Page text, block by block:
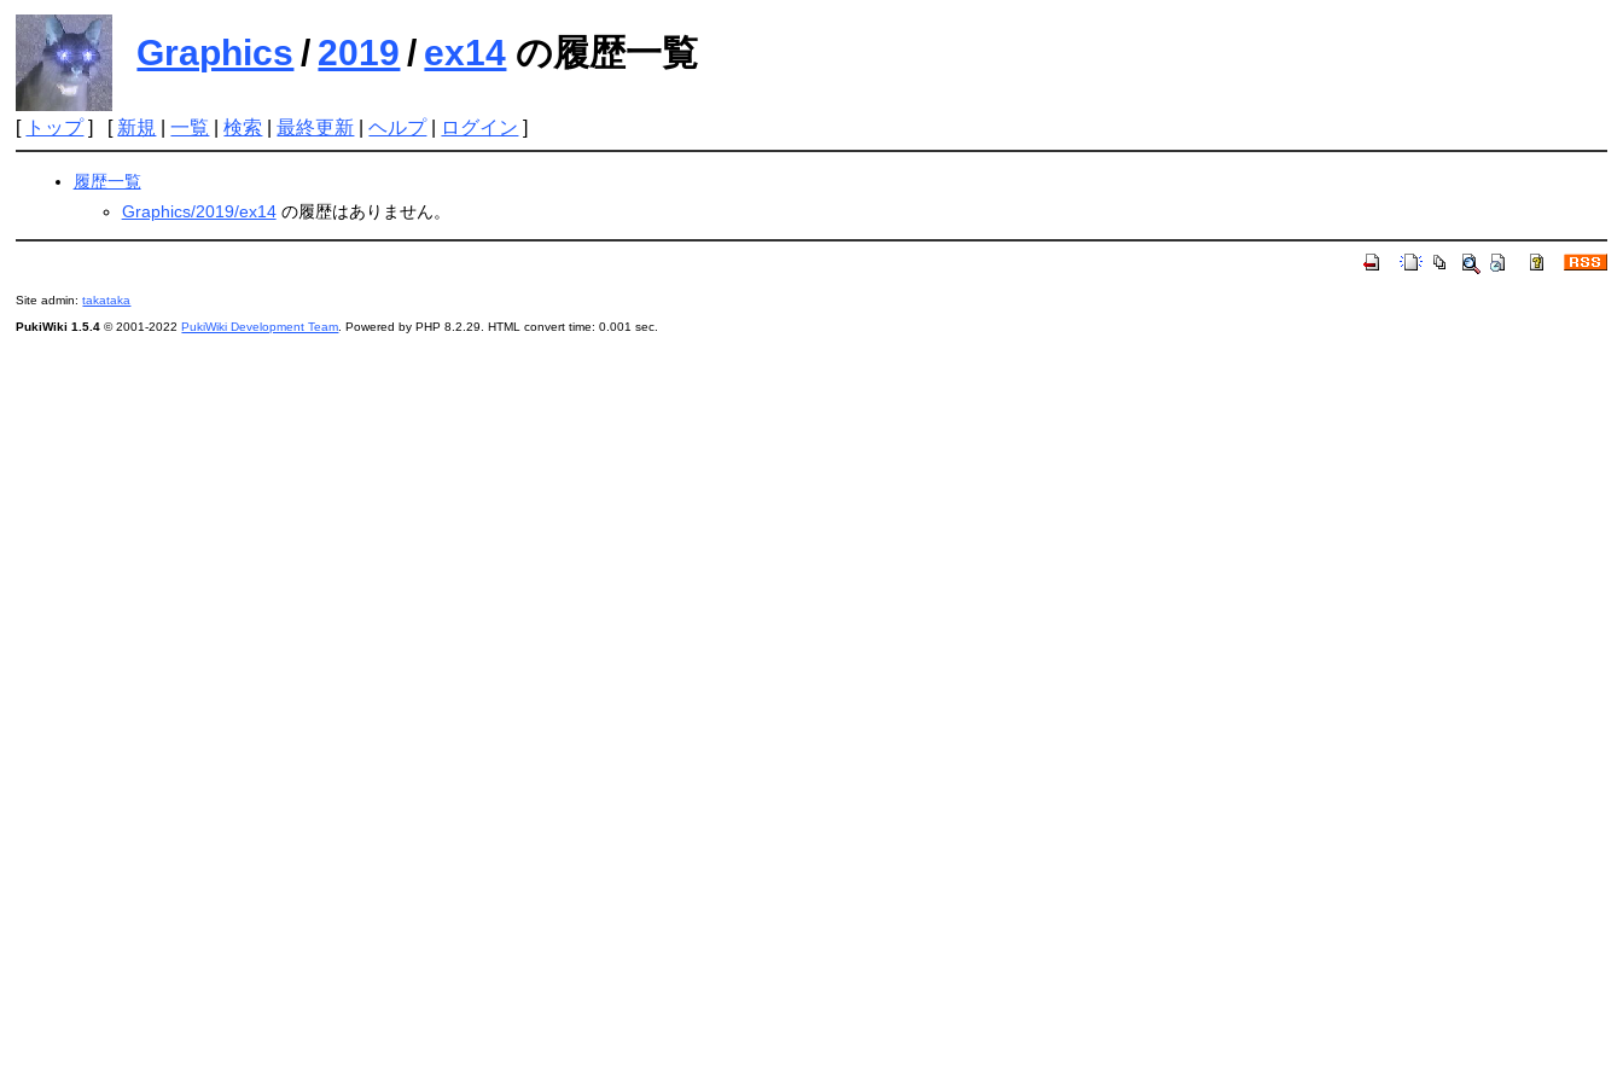
Graphics / 2019 / ex14 の履歴一覧
[ トップ] [ 新規 |一覧 |検索 |最終更新 |ヘルプ| ログイン ]
履歴一覧
Graphics/2019/ex14の履歴はありません。
Site admin:takataka
PukiWiki 1.5.4 © 2001-2022 PukiWiki Development Team. Powered by PHP 8.2.29. HTML convert time: 0.001 sec.